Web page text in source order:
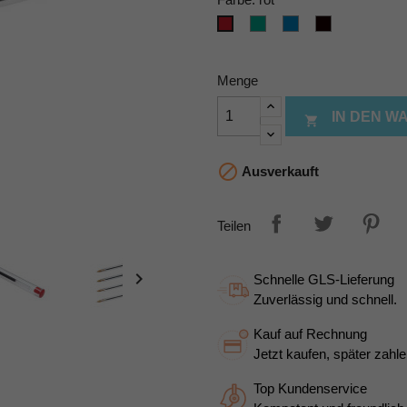

Menge
 IN DEN
 Ausverkauft
Teilen
Schnelle GLS-Lieferung
Zuverlässig und schnell.
Kauf auf Rechnung
Jetzt kaufen, später
Top Kundenservice